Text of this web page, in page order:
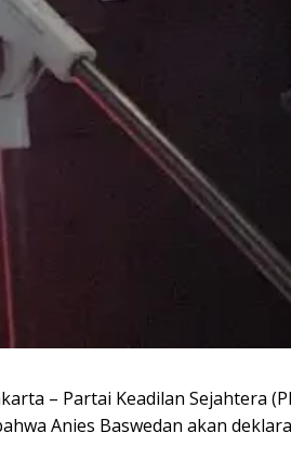
– Partai Keadilan Sejahtera
Anies Baswedan akan